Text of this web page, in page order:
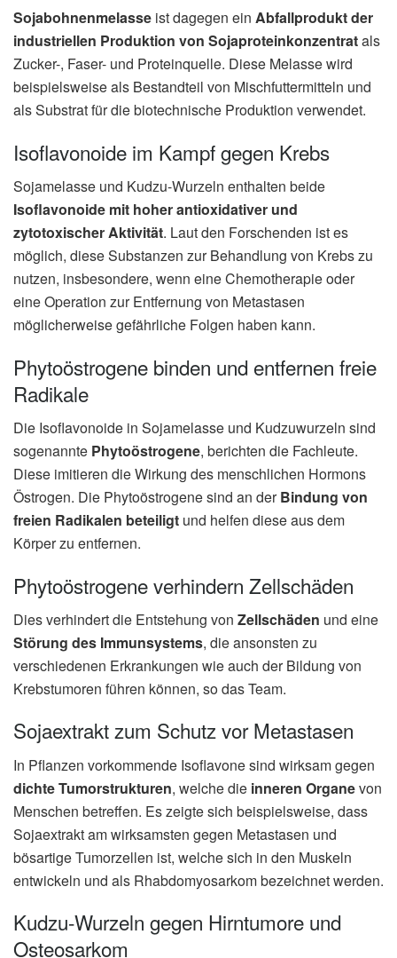
Sojabohnenmelasse ist dagegen ein Abfallprodukt der
industriellen Produktion von Sojaproteinkonzentratals
Zucker-, Faser- und Proteinquelle. Diese Melasse wird
beispielsweise als Bestandteil von Mischfuttermitteln und
als Substrat für die biotechnische Produktion verwendet.
Isoflavonoide im Kampf gegen Krebs
Sojamelasse und Kudzu-Wurzeln enthalten beide
Isoflavonoide mit hoher antioxidativer und
zytotoxischer Aktivität. Laut den Forschenden ist es
möglich, diese Substanzen zur Behandlung von Krebs zu
nutzen, insbesondere, wenn eine Chemotherapie oder
eine Operation zur Entfernung von Metastasen
möglicherweise gefährliche Folgen haben kann.
Phytoöstrogene binden und entfernen freie
Radikale
Die Isoflavonoide in Sojamelasse und Kudzuwurzeln sind
sogenannte Phytoöstrogene, berichten die Fachleute.
Diese imitieren die Wirkung des menschlichen Hormons
Östrogen. Die Phytoöstrogene sind an derBindung von
freien Radikalen beteiligt und helfen diese aus dem
Körper zu entfernen.
Phytoöstrogene verhindern Zellschäden
Dies verhindert die Entstehung von Zellschäden und eine
Störung des Immunsystems, die ansonsten zu
verschiedenen Erkrankungen wie auch der Bildung von
Krebstumoren führen können, so das Team.
Sojaextrakt zum Schutz vor Metastasen
In Pflanzen vorkommende Isoflavone sind wirksam gegen
dichte Tumorstrukturen, welche die inneren Organevon
Menschen betreffen. Es zeigte sich beispielsweise, dass
Sojaextrakt am wirksamsten gegen Metastasen und
bösartige Tumorzellen ist, welche sich in den Muskeln
entwickeln und als Rhabdomyosarkom bezeichnet werden.
Kudzu-Wurzeln gegen Hirntumore und
Osteosarkom